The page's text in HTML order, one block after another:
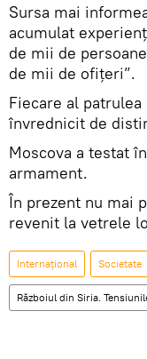
Sursa mai
acumulat
de mii de
de mii de ofițeri”.
Fiecare al
învrednicit de
Moscova a testat
armament.
În prezent nu mai
revenit la vetrele
Internaţional Societate
Războiul din Siria.